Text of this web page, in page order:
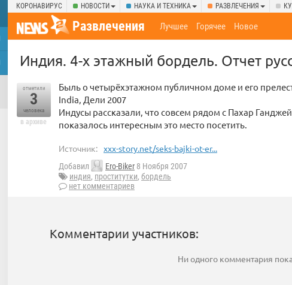
КОРОНАВИРУС НОВОСТИ НАУКА И ТЕХНИКА РАЗВЛЕЧЕНИЯ
Развлечения Лучшее Горячее Новое
Индия. 4-х этажный бордель. Отчет
отметили
3
человека
в архиве
Быль о четырёхэтажном публичном доме и его
India, Дели 2007
Индусы рассказали, что совсем рядом с Пахар
показалось интересным это место посетить.
Источник: xxx-story.net/seks-bajki-ot-er...
Добавил Ero-Biker 8 Ноября 2007
индия, проститутки, бордель
нет комментариев
Комментарии участников:
Ни одного комментария